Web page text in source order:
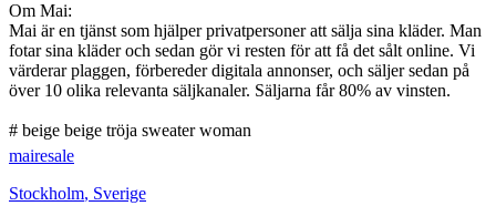
Om Mai:
Mai är en tjänst som hjälper privatpersoner att sälja sina kläder. Man
fotar sina kläder och sedan gör vi resten för att få det sålt online. Vi
värderar plaggen, förbereder digitala annonser, och säljer sedan på
över 10 olika relevanta säljkanaler. Säljarna får 80% av vinsten.
# beige beige tröja sweater woman
mairesale
Stockholm, Sverige